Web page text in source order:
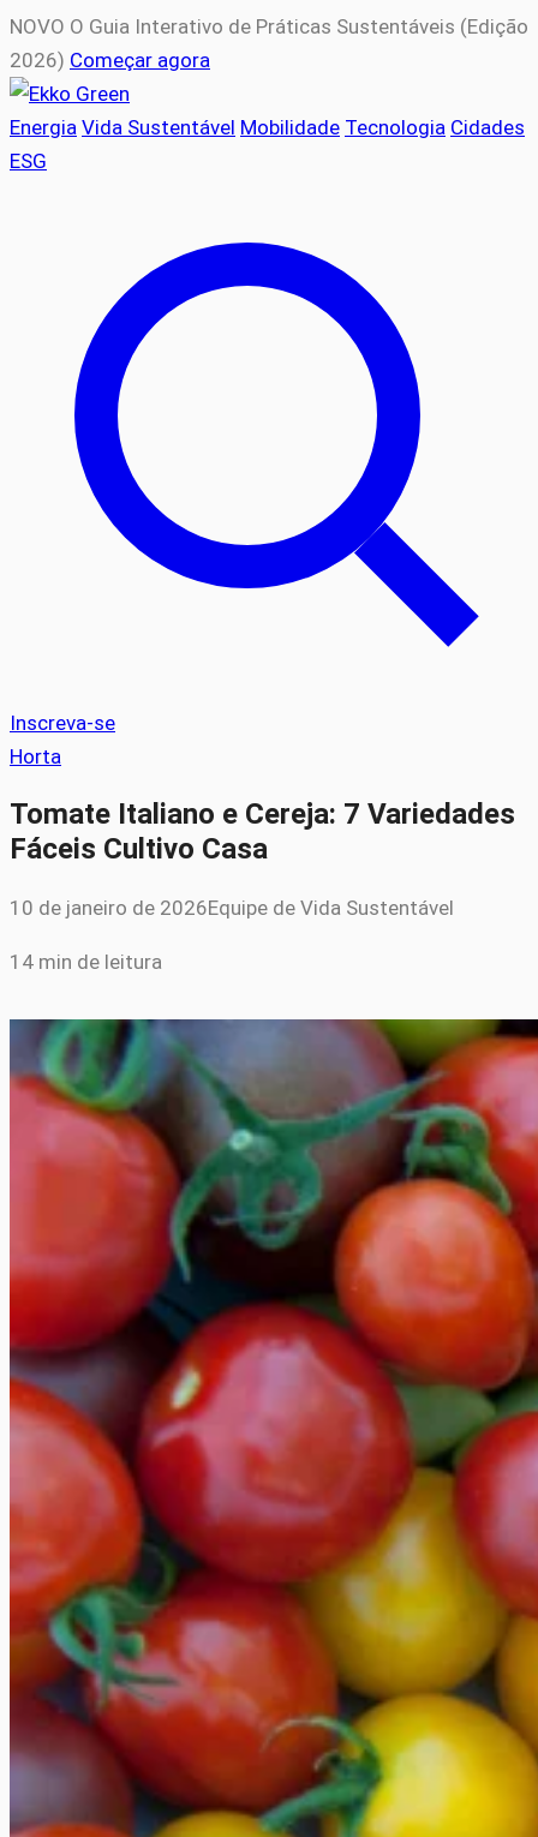
NOVO O Guia Interativo de Práticas Sustentáveis (Edição
2026) Começar agora
Energia Vida Sustentável Mobilidade Tecnologia Cidades
ESG
Inscreva-se
Horta
Tomate Italiano e Cereja: 7 Variedades
Fáceis Cultivo Casa
10 de janeiro de 2026Equipe de Vida Sustentável
14 min de leitura